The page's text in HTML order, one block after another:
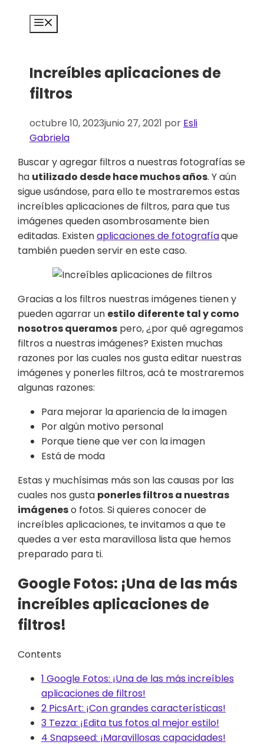
contenido
Increíbles aplicaciones de
filtros
octubre 10, 2023junio 27, 2021 por Esli
Gabriela
Buscar y agregar filtros a nuestras fotografías se
ha utilizado desde hace muchos años. Y aún
sigue usándose, para ello te mostraremos estas
increíbles aplicaciones de filtros, para que tus
imágenes queden asombrosamente bien
editadas. Existenaplicaciones de fotografíaque
también pueden servir en este caso.
Gracias a los filtros nuestras imágenes tienen y
pueden agarrar un estilo diferente tal y como
nosotros queramos pero, ¿por qué agregamos
filtros a nuestras imágenes? Existen muchas
razones por las cuales nos gusta editar nuestras
imágenes y ponerles filtros, acá te mostraremos
algunas razones:
Para mejorar la apariencia de la imagen
Por algún motivo personal
Porque tiene que ver con la imagen
Está de moda
Estas y muchísimas más son las causas por las
cuales nos gusta ponerles filtros a nuestras
imágeneso fotos. Si quieres conocer de
increíbles aplicaciones, te invitamos a que te
quedes a ver esta maravillosa lista que hemos
preparado para ti.
Google Fotos: ¡Una de las más
increíbles aplicaciones de
filtros!
Contents
1 Google Fotos: ¡Una de las más increíbles
aplicaciones de filtros!
2 PicsArt: ¡Con grandes características!
3 Tezza: ¡Edita tus fotos al mejor estilo!
4 Snapseed: ¡Maravillosas capacidades!